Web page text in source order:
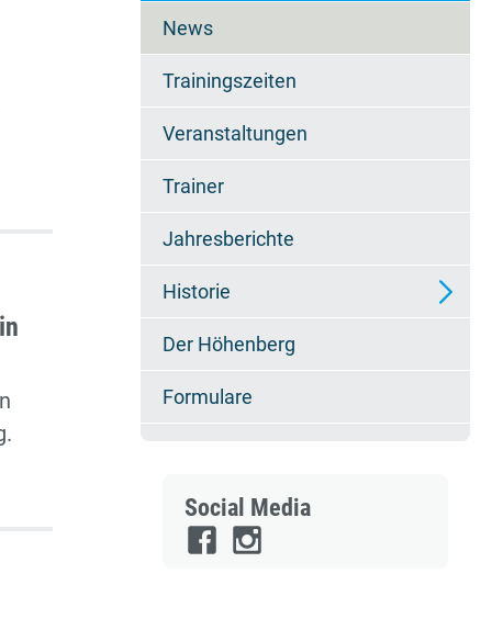
News
Trainingszeiten
Veranstaltungen
Trainer
Jahresberichte
Historie
Erfolge
Der Höhenberg
Formulare
Social Media